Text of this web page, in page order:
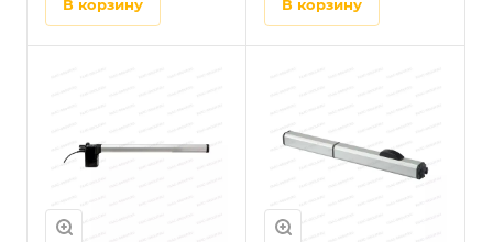
в корзину в корзину